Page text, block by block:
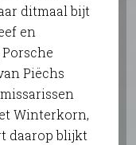
ditmaal bijt
en
Piëchs
Winterkorn,
daarop blijkt